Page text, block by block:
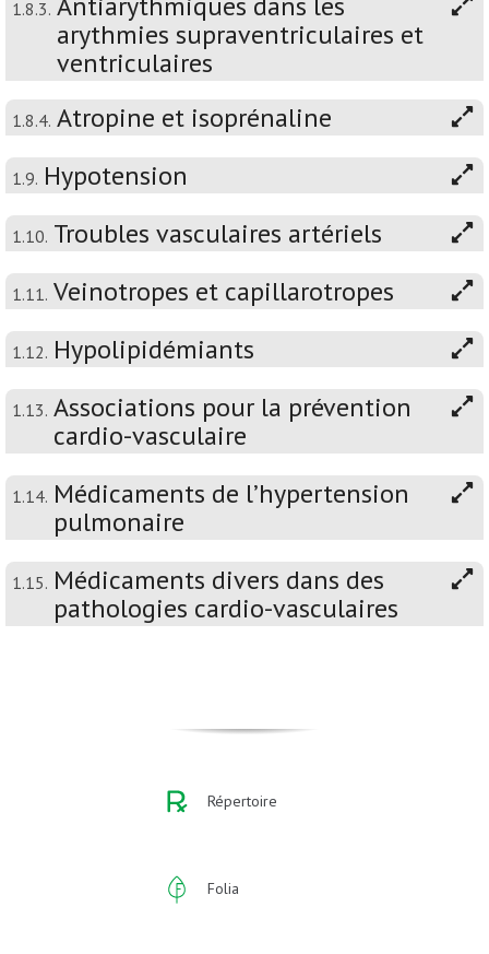
1.8.3.
arythmies supraventriculaires et
ventriculaires
1.8.4. Atropine et isoprénaline
1.9. Hypotension
1.10. Troubles vasculaires artériels
1.11. Veinotropes et capillarotropes
1.12. Hypolipidémiants
1.13. Associations pour la prévention
cardio-vasculaire
1.14. Médicaments de l’hypertension
pulmonaire
1.15. Médicaments divers dans des
pathologies cardio-vasculaires
Répertoire
Folia